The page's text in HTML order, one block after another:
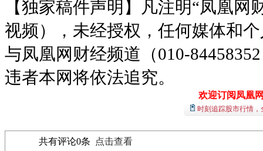
【独家稿件声明】凡注明“凤凰
视频），未经授权，任何媒体和
与凤凰网财经频道（010-
违者本网将依法追究。
欢迎订阅凤凰
时刻追踪股市行情
共有评论0条
点击查看